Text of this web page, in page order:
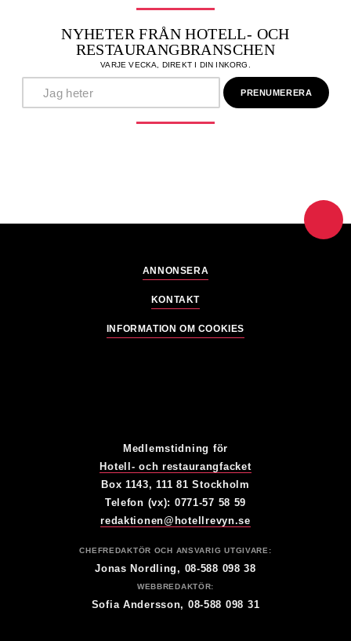
NYHETER FRÅN HOTELL- OCH
RESTAURANGBRANSCHEN
VARJE VECKA, DIREKT I DIN INKORG.
ANNONSERA
KONTAKT
INFORMATION OM COOKIES
Medlemstidning för
Hotell- och restaurangfacket
Box 1143, 111 81 Stockholm
Telefon (vx): 0771-57 58 59
redaktionen@hotellrevyn.se
CHEFREDAKTÖR OCH ANSVARIG UTGIVARE:
Jonas Nordling, 08-588 098 38
WEBBREDAKTÖR:
Sofia Andersson, 08-588 098 31